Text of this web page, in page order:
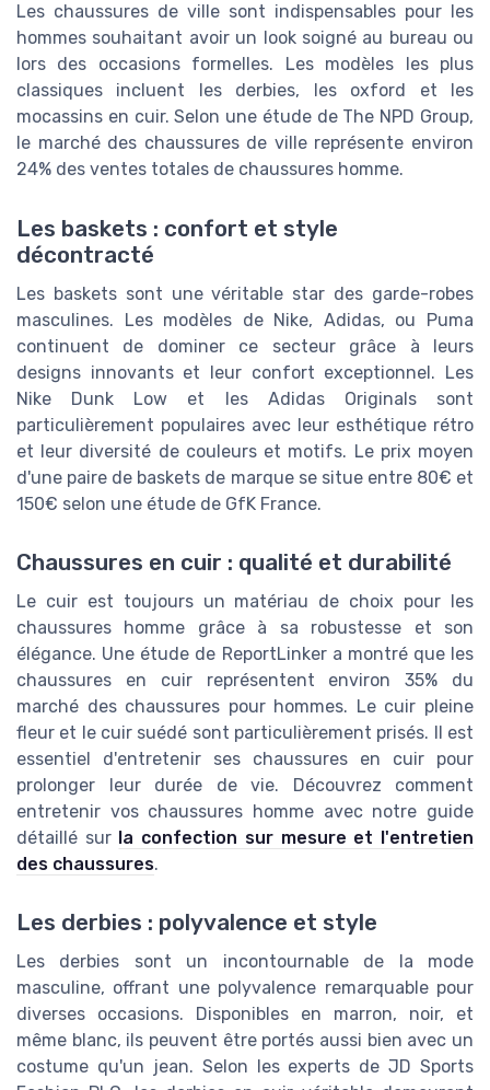
Les chaussures de ville sont indispensables pour les
hommes souhaitant avoir un look soigné au bureau ou
lors des occasions formelles. Les modèles les plus
classiques incluent les derbies, les oxford et les
mocassins en cuir. Selon une étude de The NPD Group,
le marché des chaussures de ville représente environ
24% des ventes totales de chaussures homme.
Les baskets : confort et style
décontracté
Les baskets sont une véritable star des garde-robes
masculines. Les modèles de Nike, Adidas, ou Puma
continuent de dominer ce secteur grâce à leurs
designs innovants et leur confort exceptionnel. Les
Nike Dunk Low et les Adidas Originals sont
particulièrement populaires avec leur esthétique rétro
et leur diversité de couleurs et motifs. Le prix moyen
d'une paire de baskets de marque se situe entre 80€ et
150€ selon une étude de GfK France.
Chaussures en cuir : qualité et durabilité
Le cuir est toujours un matériau de choix pour les
chaussures homme grâce à sa robustesse et son
élégance. Une étude de ReportLinker a montré que les
chaussures en cuir représentent environ 35% du
marché des chaussures pour hommes. Le cuir pleine
fleur et le cuir suédé sont particulièrement prisés. Il est
essentiel d'entretenir ses chaussures en cuir pour
prolonger leur durée de vie. Découvrez comment
entretenir vos chaussures homme avec notre guide
détaillé sur la confection sur mesure et l'entretien
des chaussures.
Les derbies : polyvalence et style
Les derbies sont un incontournable de la mode
masculine, offrant une polyvalence remarquable pour
diverses occasions. Disponibles en marron, noir, et
même blanc, ils peuvent être portés aussi bien avec un
costume qu'un jean. Selon les experts de JD Sports